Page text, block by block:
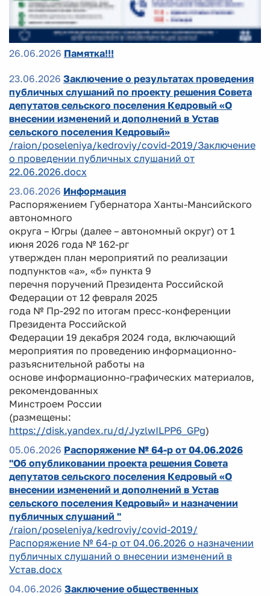
26.06.2026 Памятка!!!
23.06.2026 Заключение о результатах проведения
публичных слушаний по проекту решения Совета
депутатов сельского поселения Кедровый «О
внесении изменений и дополнений в Устав
сельского поселения Кедровый»
/raion/poseleniya/kedroviy/covid-2019/Заключение
о проведении публичных слушаний от
22.06.2026.docx
23.06.2026 Информация
Распоряжением Губернатора Ханты-Мансийского
автономного
округа – Югры (далее – автономный округ) от 1
июня 2026 года № 162-рг
утвержден план мероприятий по реализации
подпунктов «а», «б» пункта 9
перечня поручений Президента Российской
Федерации от 12 февраля 2025
года № Пр-292 по итогам пресс-конференции
Президента Российской
Федерации 19 декабря 2024 года, включающий
мероприятия по проведению информационно-
разъяснительной работы на
основе информационно-графических материалов,
рекомендованных
Минстроем России
(размещены:
https://disk.yandex.ru/d/JyzlwILPP6_GPg)
05.06.2026 Распоряжение № 64-р от 04.06.2026
"Об опубликовании проекта решения Совета
депутатов сельского поселения Кедровый «О
внесении изменений и дополнений в Устав
сельского поселения Кедровый» и назначении
публичных слушаний "
/raion/poseleniya/kedroviy/covid-2019/
Распоряжение № 64-р от 04.06.2026 о назначении
публичных слушаний о внесении изменений в
Устав.docx
04.06.2026 Заключение общественных